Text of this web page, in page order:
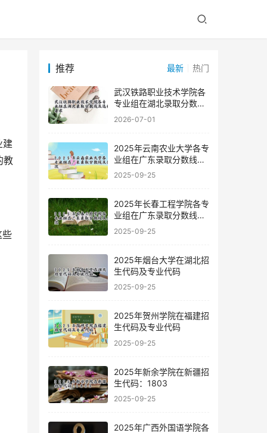
教
推荐 最新 热门
武汉铁路职业技术学院各
专业组在湖北录取分数线
及选科要求
2026-07-01
2025年云南农业大学各专
业组在广东录取分数线及
位次
2025-09-25
2025年长春工程学院各专
业组在广东录取分数线及
位次
2025-09-25
2025年烟台大学在湖北招
生代码及专业代码
2025-09-25
2025年贺州学院在福建招
生代码及专业代码
2025-09-25
2025年新余学院在新疆招
生代码：1803
2025-09-25
2025年广西外国语学院各